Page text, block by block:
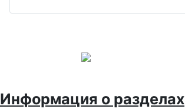
Информация о разделах